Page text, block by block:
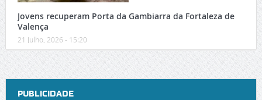
Jovens recuperam Porta da Gambiarra da Fortaleza de
Valença
21 Julho, 2026 - 15:20
PUBLICIDADE